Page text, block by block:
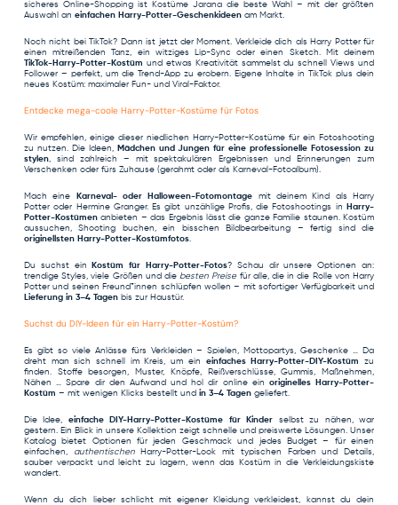
sicheres Online-Shopping ist Kostüme Jarana die beste Wahl – mit der größten
Auswahl an einfachen Harry-Potter-Geschenkideen am Markt.
Noch nicht bei TikTok? Dann ist jetzt der Moment. Verkleide dich als Harry Potter für
einen mitreißenden Tanz, ein witziges Lip-Sync oder einen Sketch. Mit deinem
TikTok-Harry-Potter-Kostüm und etwas Kreativität sammelst du schnell Views und
Follower – perfekt, um die Trend-App zu erobern. Eigene Inhalte in TikTok plus dein
neues Kostüm: maximaler Fun- und Viral-Faktor.
Entdecke mega-coole Harry-Potter-Kostüme für Fotos
Wir empfehlen, einige dieser niedlichen Harry-Potter-Kostüme für ein Fotoshooting
zu nutzen. Die Ideen, Mädchen und Jungen für eine professionelle Fotosession zu
stylen, sind zahlreich – mit spektakulären Ergebnissen und Erinnerungen zum
Verschenken oder fürs Zuhause (gerahmt oder als Karneval-Fotoalbum).
Mach eine Karneval- oder Halloween-Fotomontage mit deinem Kind als Harry
Potter oder Hermine Granger. Es gibt unzählige Profis, die Fotoshootings in
Harry-
Potter-Kostümen anbieten – das Ergebnis lässt die ganze Familie staunen. Kostüm
aussuchen, Shooting buchen, ein bisschen Bildbearbeitung – fertig sind die
originellsten Harry-Potter-Kostümfotos.
Du suchst ein Kostüm für Harry-Potter-Fotos? Schau dir unsere Optionen an:
trendige Styles, viele Größen und diebesten Preisefür alle, die in die Rolle von Harry
Potter und seinen Freund*innen schlüpfen wollen – mit sofortiger Verfügbarkeit und
Lieferung in 3–4 Tagen bis zur Haustür.
Suchst du DIY-Ideen für ein Harry-Potter-Kostüm?
Es gibt so viele Anlässe fürs Verkleiden – Spielen, Mottopartys, Geschenke … Da
dreht man sich schnell im Kreis, um ein einfaches Harry-Potter-DIY-Kostüm
zu
finden. Stoffe besorgen, Muster, Knöpfe, Reißverschlüsse, Gummis, Maßnehmen,
Nähen … Spare dir den Aufwand und hol dir online ein originelles Harry-Potter-
Kostüm – mit wenigen Klicks bestellt und in 3–4 Tagen geliefert.
Die Idee, einfache DIY-Harry-Potter-Kostüme für Kinder selbst zu nähen, war
gestern. Ein Blick in unsere Kollektion zeigt schnelle und preiswerte Lösungen. Unser
Katalog bietet Optionen für jeden Geschmack und jedes Budget – für einen
einfachen,
authentischenHarry-Potter-Look mit typischen Farben und Details,
sauber verpackt und leicht zu lagern, wenn das Kostüm in die Verkleidungskiste
wandert.
Wenn du dich lieber schlicht mit eigener Kleidung verkleidest, kannst du dein